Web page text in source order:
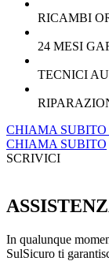
RICAMBI
24 MESI
TECNICI
CHIAMA SUBITO
CHIAMA SUBITO
SCRIVICI
In qualunque
SulSicuro ti